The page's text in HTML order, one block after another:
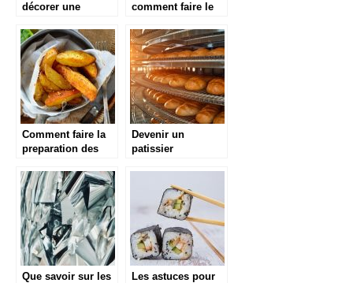
décorer une
comment faire le
Comment faire la
preparation des
accompagnees
avec une friteuse ?
Devenir un
patissier
Que savoir sur les
Les astuces pour